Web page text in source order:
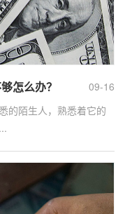
09-16
怎么办？
的陌生人，熟悉着它的